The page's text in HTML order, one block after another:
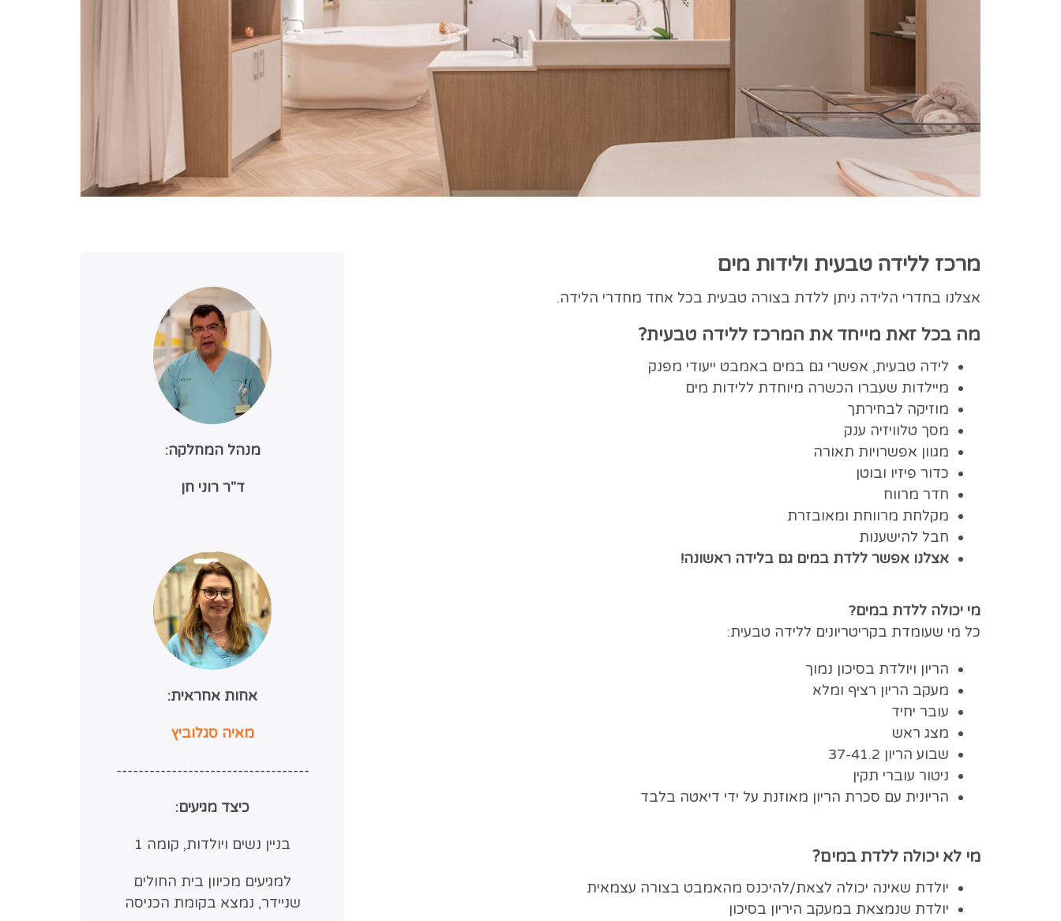
מרכז ללידה טבעית ולידות מים
אצלנו בחדרי הלידה ניתן ללדת בצורה טבעית בכל אחד מחדרי הלידה.
מה בכל זאת מייחד את המרכז ללידה טבעית?
לידה טבעית, אפשרי גם במים באמבט ייעודי מפנק
מיילדות שעברו הכשרה מיוחדת ללידות מים
מוזיקה לבחירתך
מסך טלוויזיה ענק
מגוון אפשרויות תאורה
כדור פיזיו ובוטן
חדר מרווח
מקלחת מרווחת ומאובזרת
חבל להישענות
אצלנו אפשר ללדת במים גם בלידה ראשונה!
מי יכולה ללדת במים?
כל מי שעומדת בקריטריונים ללידה טבעית:
הריון ויולדת בסיכון נמוך
מעקב הריון רציף ומלא
עובר יחיד
מצג ראש
שבוע הריון 37-41.2
ניטור עוברי תקין
הריונית עם סכרת הריון מאוזנת על ידי דיאטה בלבד
מי לא יכולה ללדת במים?
יולדת שאינה יכולה לצאת/להיכנס מהאמבט בצורה עצמאית
יולדת שנמצאת במעקב היריון בסיכון
מנהל המחלקה:
ד"ר רוני חן
אחות אחראית:
מאיה סגלוביץ
-----------------------------------
כיצד מגיעים:
בניין נשים ויולדות, קומה 1
למגיעים מכיוון בית החולים
שניידר, נמצא בקומת הכניסה